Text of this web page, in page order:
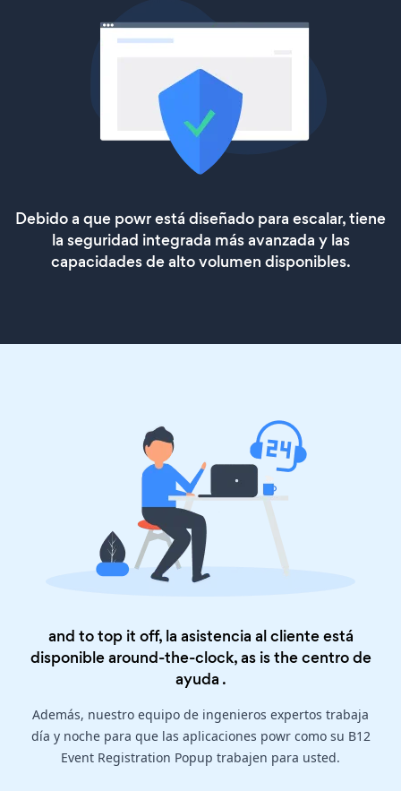
Debido a que powr está diseñado para escalar, tiene
la seguridad integrada más avanzada y las
capacidades de alto volumen disponibles.
and to top it off, la asistencia al cliente está
disponible around-the-clock, as is thecentro de
ayuda .
Además, nuestro equipo de ingenieros expertos trabaja
día y noche para que las aplicaciones powr como su B12
Event Registration Popup trabajen para usted.